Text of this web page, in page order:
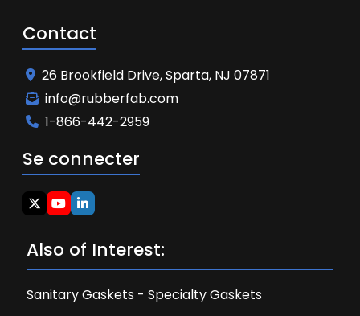
Contact
26 Brookfield Drive, Sparta, NJ 07871
info@rubberfab.com
1-866-442-2959
Se connecter
Also of Interest:
Sanitary Gaskets - Specialty Gaskets